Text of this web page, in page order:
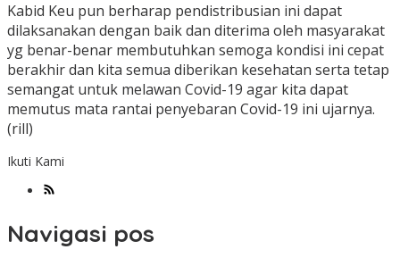
Kabid Keu pun berharap pendistribusian ini dapat
dilaksanakan dengan baik dan diterima oleh masyarakat
yg benar-benar membutuhkan semoga kondisi ini cepat
berakhir dan kita semua diberikan kesehatan serta tetap
semangat untuk melawan Covid-19 agar kita dapat
memutus mata rantai penyebaran Covid-19 ini ujarnya.
(rill)
Ikuti Kami
Navigasi pos